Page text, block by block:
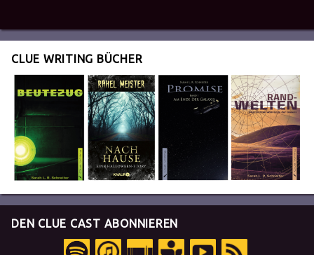
CLUE WRITING BÜCHER
DEN CLUE CAST ABONNIEREN